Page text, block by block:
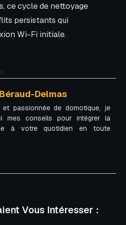
ce cycle de nettoyage
persistants qui
Wi-Fi initiale.
Delmas
et passionnée de domotique, je
mes conseils pour intégrer la
à votre quotidien en toute
Vous Intéresser :